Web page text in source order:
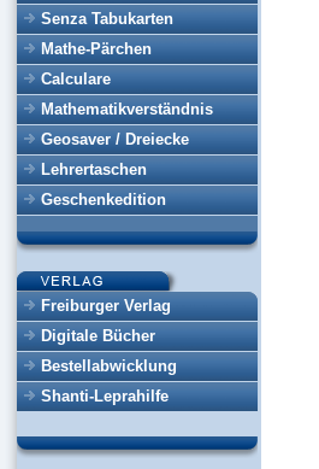
Senza Tabukarten
Mathe-Pärchen
Calculare
Mathematikverständnis
Geosaver / Dreiecke
Lehrertaschen
Geschenkedition
Freiburger Verlag
Digitale Bücher
Bestellabwicklung
Shanti-Leprahilfe